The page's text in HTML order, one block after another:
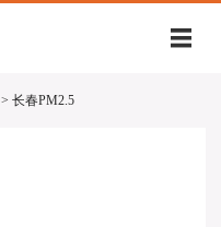
> 长春PM2.5